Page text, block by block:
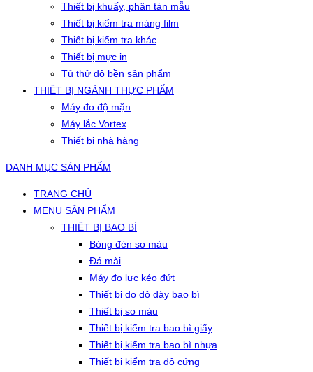
Thiết bị khuấy, phân tán mẫu
Thiết bị kiểm tra màng film
Thiết bị kiểm tra khác
Thiết bị mực in
Tủ thử độ bền sản phẩm
THIẾT BỊ NGÀNH THỰC PHẨM
Máy đo độ mặn
Máy lắc Vortex
Thiết bị nhà hàng
DANH MỤC SẢN PHẨM
TRANG CHỦ
MENU SẢN PHẨM
THIẾT BỊ BAO BÌ
Bóng đèn so màu
Đá mài
Máy đo lực kéo đứt
Thiết bị đo độ dày bao bì
Thiết bị so màu
Thiết bị kiểm tra bao bì giấy
Thiết bị kiểm tra bao bì nhựa
Thiết bị kiểm tra độ cứng